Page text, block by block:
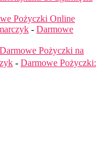
Pożyczki Online
- Darmowe
Pożyczki na
- Darmowe Pożyczki: